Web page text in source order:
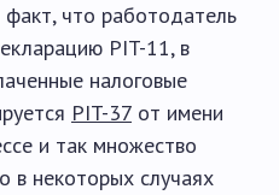
что работодатель
PIT-11, в
налоговые
PIT-37 от имени
и так множество
в некоторых случаях